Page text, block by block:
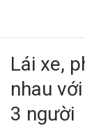
Lái xe,
nhau
3 người